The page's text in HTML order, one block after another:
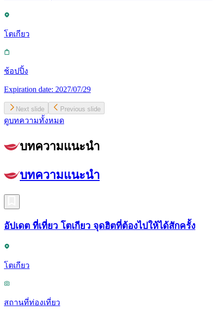
โตเกียว
ช้อปปิ้ง
Expiration date: 2027/07/29
Next slide Previous slide
ดูบทความทั้งหมด
บทความแนะนำ
บทความแนะนำ
อัปเดต ที่เที่ยว โตเกียว จุดฮิตที่ต้องไปให้ได้สักครั้ง
โตเกียว
สถานที่ท่องเที่ยว